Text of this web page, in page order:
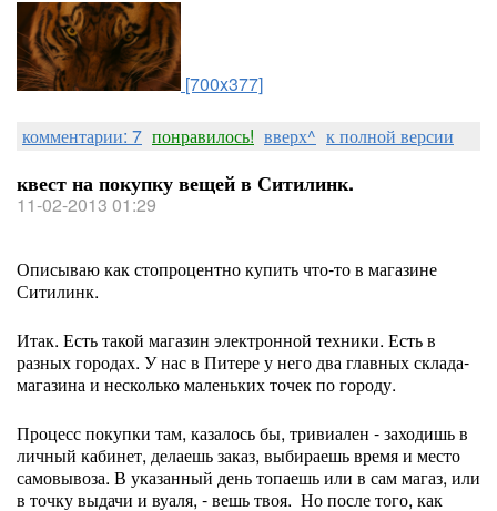
[700x377]
комментарии: 7 понравилось! вверх^ к полной версии
квест на покупку вещей в Ситилинк.
11-02-2013 01:29
Описываю как стопроцентно купить что-то в магазине
Ситилинк.
Итак. Есть такой магазин электронной техники. Есть в
разных городах. У нас в Питере у него два главных склада-
магазина и несколько маленьких точек по городу.
Процесс покупки там, казалось бы, тривиален - заходишь в
личный кабинет, делаешь заказ, выбираешь время и место
самовывоза. В указанный день топаешь или в сам магаз, или
в точку выдачи и вуаля, - вешь твоя. Но после того, как